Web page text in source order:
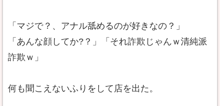
「マジで？、アナル舐めるのが好きなの？」
「あんな顔してか?？」「それ詐欺じゃんｗ清純派
詐欺ｗ」
何も聞こえないふりをして店を出た。